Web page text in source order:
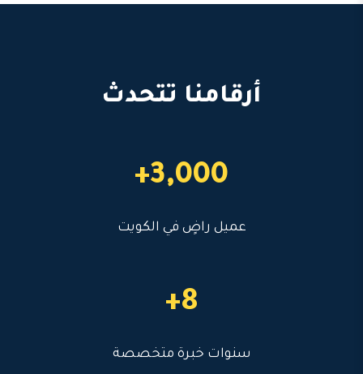
أرقامنا تتحدث
3,000+
عميل راضٍ في الكويت
8+
سنوات خبرة متخصصة